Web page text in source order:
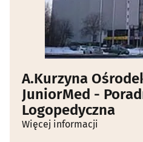
A.Kurzyna
JuniorMed -
Logopedyczna
Więcej informacji